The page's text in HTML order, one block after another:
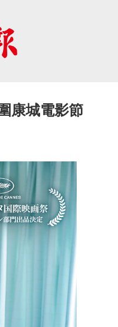
康城電影節